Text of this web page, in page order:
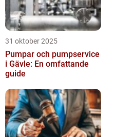
31 oktober 2025
Pumpar och pumpservice
i Gävle: En omfattande
guide